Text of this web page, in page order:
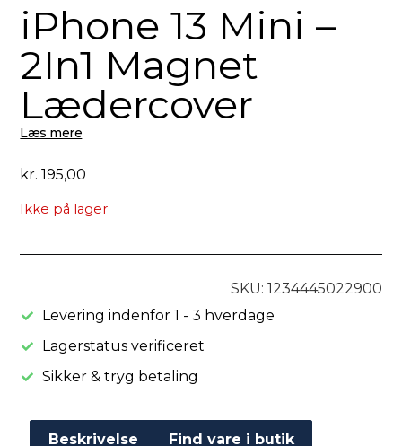
iPhone 13 Mini –
2In1 Magnet
Lædercover
Læs mere
kr. 195,00
Ikke på lager
SKU: 1234445022900
Levering indenfor 1 - 3 hverdage
Lagerstatus verificeret
Sikker & tryg betaling
Beskrivelse Find vare i butik